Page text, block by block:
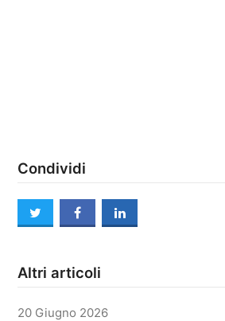
Condividi
twitter facebooklinkedin
Altri articoli
20 Giugno 2026